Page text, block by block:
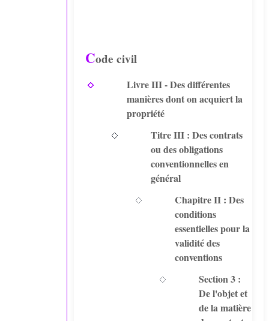
Code civil
Livre III - Des différentes
manières dont on acquiert la
propriété
Titre III : Des contrats
ou des obligations
conventionnelles en
général
Chapitre II : Des
conditions
essentielles pour la
validité des
conventions
Section 3 :
De l'objet et
de la matière